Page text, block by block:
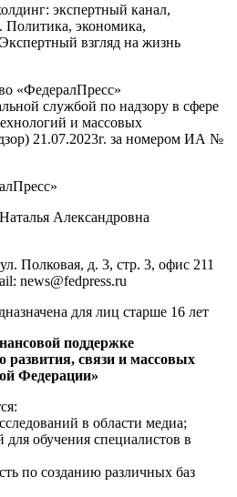
экспертный канал,
Политика, экономика,
взгляд на жизнь
«ФедералПресс»
службой по надзору в сфере
и массовых
21.07.2023г. за номером ИА №
Александровна
Полковая, д. 3, стр. 3, офис 211
news@fedpress.ru
для лиц старше 16 лет
поддержке
развития, связи и массовых
Федерации»
в области медиа;
для обучения специалистов в
по созданию различных баз